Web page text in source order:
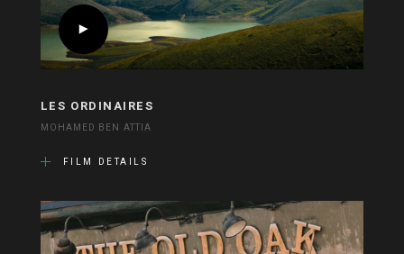
LES ORDINAIRES
MOHAMED BEN ATTIA
FILM DETAILS